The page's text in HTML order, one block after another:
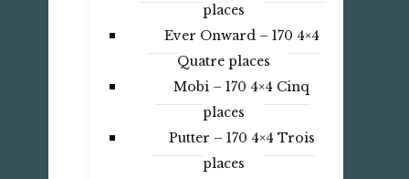
places
Ever Onward – 170 4×4
Quatre places
Mobi – 170 4×4 Cinq
places
Putter – 170 4×4 Trois
places